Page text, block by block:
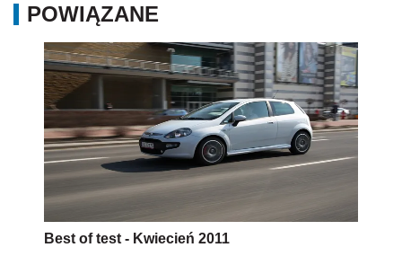
POWIĄZANE
Best of test - Kwiecień 2011